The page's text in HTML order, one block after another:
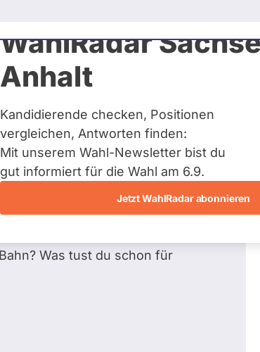
WahlRadar
Anhalt
Kandidierende checken, Positionen
vergleichen, Antworten finden:
Mit unserem Wahl-Newsletter bist du
gut informiert für die Wahl am 6.9.
Jetzt WahlRadar abonnieren
Verbot von Index-, und
der Förderungen von
für alle Menschen und für
Was tust du schon für